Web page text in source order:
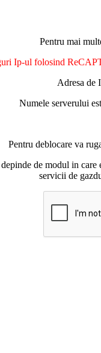
Pentru mai
Ip-ul folosind
Adresa de
Numele serverului
Pentru deblocare va
de modul in
servicii de